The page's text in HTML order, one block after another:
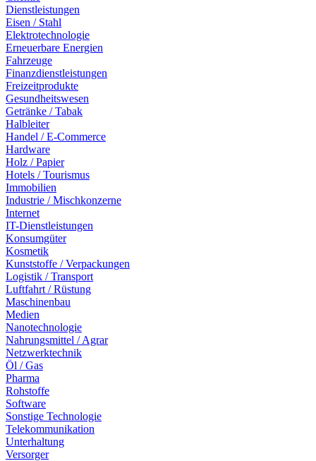
Dienstleistungen
Eisen / Stahl
Elektrotechnologie
Erneuerbare Energien
Fahrzeuge
Finanzdienstleistungen
Freizeitprodukte
Gesundheitswesen
Getränke / Tabak
Halbleiter
Handel / E-Commerce
Hardware
Holz / Papier
Hotels / Tourismus
Immobilien
Industrie / Mischkonzerne
Internet
IT-Dienstleistungen
Konsumgüter
Kosmetik
Kunststoffe / Verpackungen
Logistik / Transport
Luftfahrt / Rüstung
Maschinenbau
Medien
Nanotechnologie
Nahrungsmittel / Agrar
Netzwerktechnik
Öl / Gas
Pharma
Rohstoffe
Software
Sonstige Technologie
Telekommunikation
Unterhaltung
Versorger